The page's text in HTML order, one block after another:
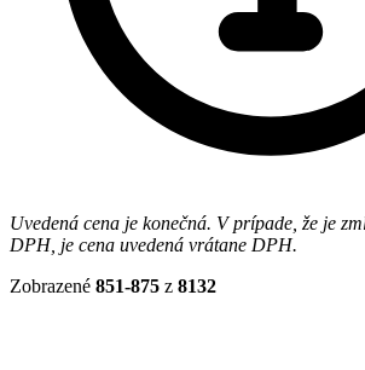
Uvedená cena je konečná. V prípade, že je
DPH, je cena uvedená vrátane DPH.
Zobrazené 851-875 z 8132